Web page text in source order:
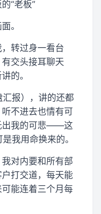
“老板”
。
转过身一看台
交头接耳聊天
的。
报），讲的还都
不进去也情有可
出我的可悲——这
我用命换来的。
对内要和所有部
打交道，每天能
能连着三个月每